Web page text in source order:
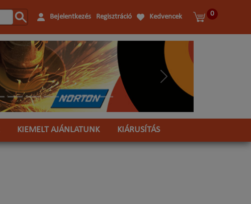
Bejelentkezés Regisztráció Kedvencek 0
Következő
KIEMELT AJÁNLATUNK KIÁRUSÍTÁS